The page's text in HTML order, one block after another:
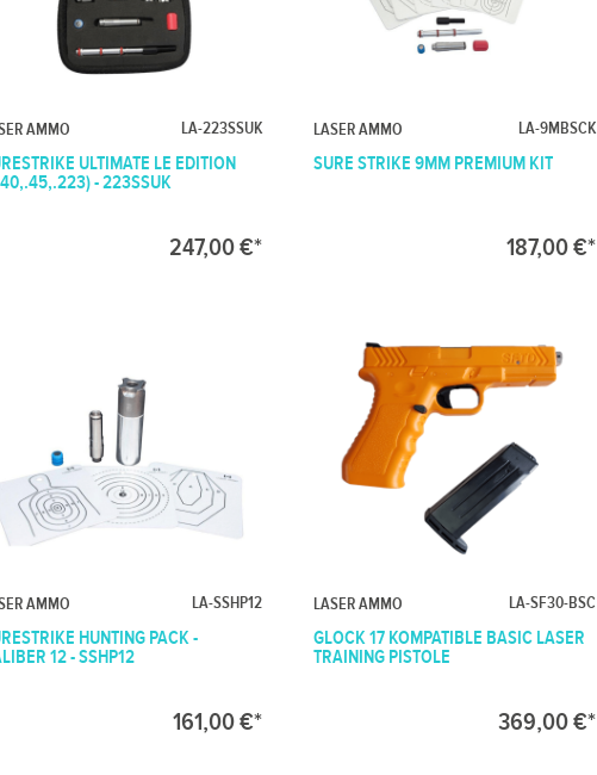
AMMO LA-223SSUK
ULTIMATE LE EDITION
- 223SSUK
247,00 €*
LASER AMMO LA-9MBSCK
SURE STRIKE 9MM PREMIUM KIT
187,00 €*
AMMO LA-SSHP12
HUNTING PACK -
12 - SSHP12
161,00 €*
LASER AMMO LA-SF30-BSC
GLOCK 17 KOMPATIBLE BASIC LASER
TRAINING PISTOLE
369,00 €*